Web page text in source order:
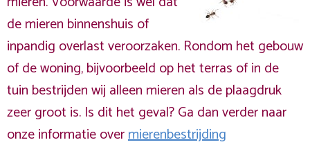
de mieren binnenshuis of
inpandig overlast veroorzaken. Rondom het gebouw
of de woning, bijvoorbeeld op het terras of in de
tuin bestrijden wij alleen mieren als de plaagdruk
zeer groot is. Is dit het geval? Ga dan verder naar
onze informatie overmierenbestrijding